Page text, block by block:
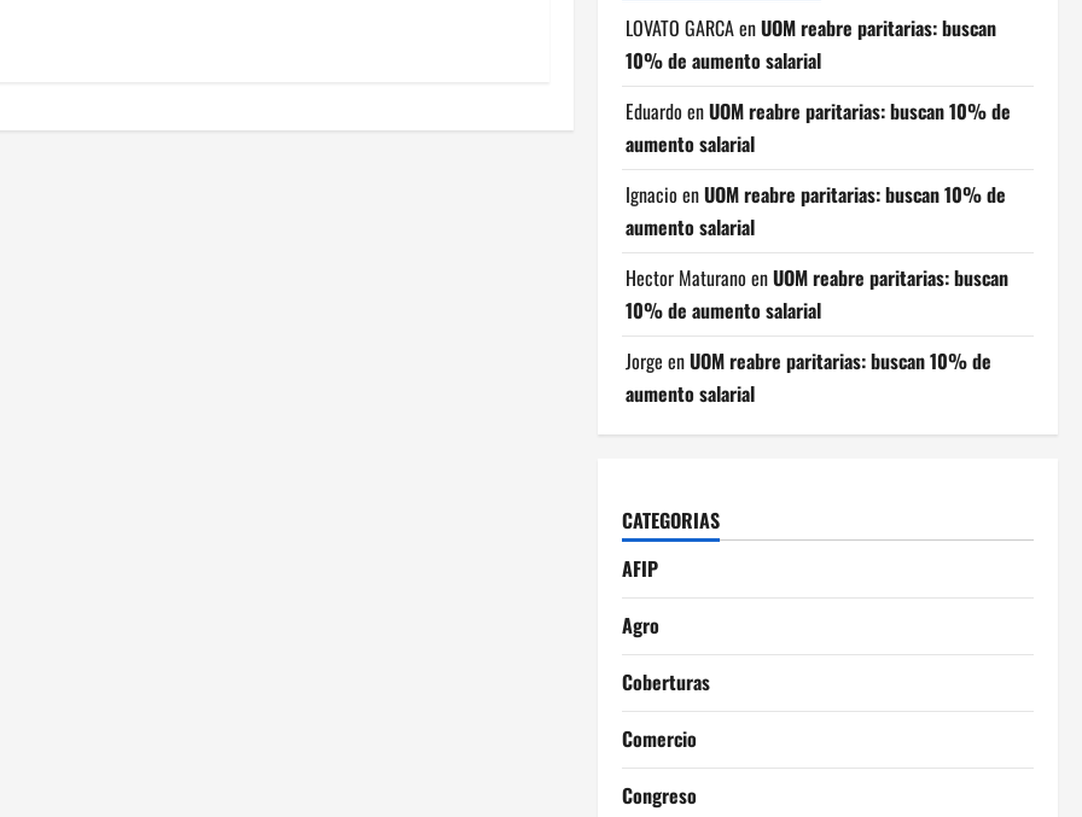
LOVATO GARCAenUOM reabre paritarias: buscan
10% de aumento salarial
Eduardo enUOM reabre paritarias: buscan 10% de
aumento salarial
Ignacio enUOM reabre paritarias: buscan 10% de
aumento salarial
Hector Maturano enUOM reabre paritarias: buscan
10% de aumento salarial
Jorge enUOM reabre paritarias: buscan 10% de
aumento salarial
CATEGORIAS
AFIP
Agro
Coberturas
Comercio
Congreso